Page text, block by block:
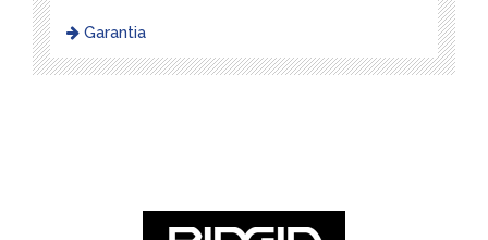
Garantia